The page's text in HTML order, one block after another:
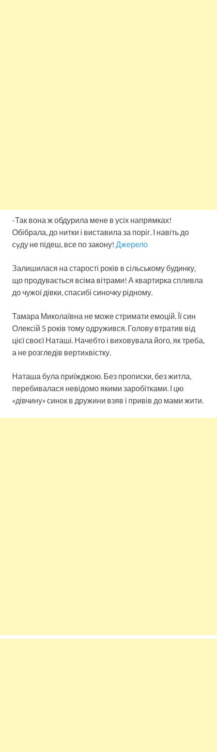
-Так вона ж обдурила мене в усіх напрямках!
Обібрала, до нитки і виставила за поріг. І навіть до
сyду не підеш, все по закону! Джерело
Залишилася на старості років в сільському будинку,
що продувається всіма вітрами! А квартирка спливла
до чужої дівки, спасибі синочку рідному.
Тамара Миколаївна не може стримати емоцій. Її син
Олексій 5 років тому одружився. Голову втратив від
цієї своєї Наташі. Начебто і виховувала його, як треба,
а не розгледів вертиxвістку.
Наташа була приїжджою. Без прописки, без житла,
перебивалася невідомо якими заробітками. І цю
«дівчину» синок в дружини взяв і привів до мами жити.